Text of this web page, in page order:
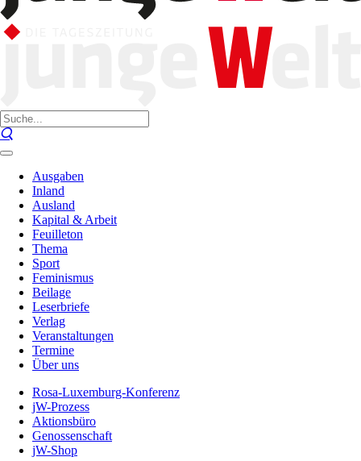
Ausgaben
Inland
Ausland
Kapital & Arbeit
Feuilleton
Thema
Sport
Feminismus
Beilage
Leserbriefe
Verlag
Veranstaltungen
Termine
Über uns
Rosa-Luxemburg-Konferenz
jW-Prozess
Aktionsbüro
Genossenschaft
jW-Shop